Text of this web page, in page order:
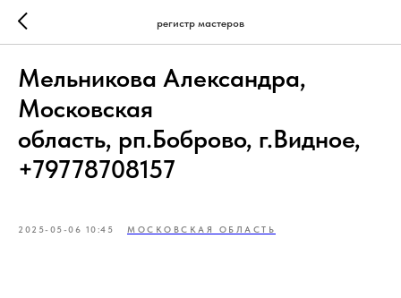
регистр мастеров
Мельникова Александра,
Московская
область, рп.Боброво, г.Видное,
+79778708157
2025-05-06 10:45 МОСКОВСКАЯ ОБЛАСТЬ